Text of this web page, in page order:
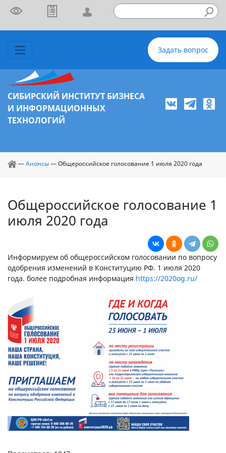
Задать вопрос
СИБИРСКИЙ ИНСТИТУТ БИЗНЕСА
И ИНФОРМАЦИОННЫХ
ТЕХНОЛОГИЙ
—Анонсы—Общероссийское голосование 1 июля 2020 года
Общероссийское голосование 1
июля 2020 года
Информируем об общероссийском голосовании по вопросу
одобрения изменений в Конституцию РФ. 1 июля 2020
года. более подробная информация https://2020og.ru/